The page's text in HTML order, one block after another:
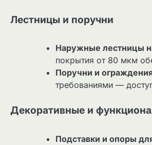
Лестницы и поручни
Наружные лестницы
покрытия от 80 мкм
Поручни и
требованиями —
Декоративные и
Подставки и опоры